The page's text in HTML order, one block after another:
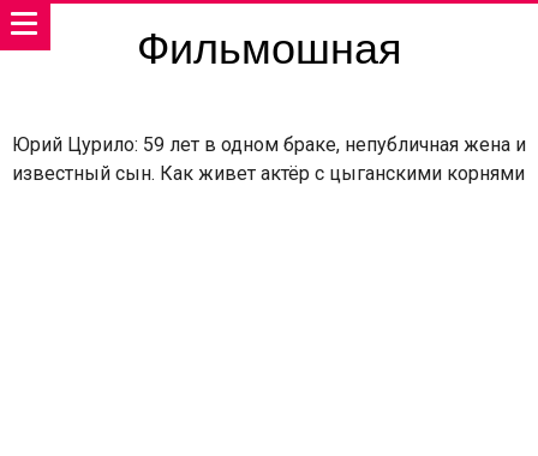
Фильмошная
Юрий Цурило: 59 лет в одном браке, непубличная жена и
известный сын. Как живет актёр с цыганскими корнями